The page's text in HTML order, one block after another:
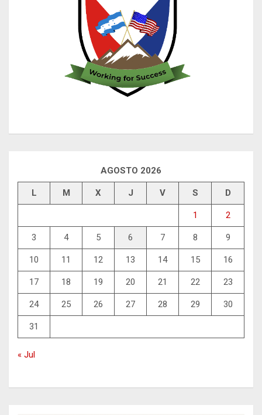
AGOSTO 2026
L M X J V S D
1 2
3 4 5 6 7 8 9
10 11 12 13 14 15 16
17 18 19 20 21 22 23
24 25 26 27 28 29 30
31
« Jul